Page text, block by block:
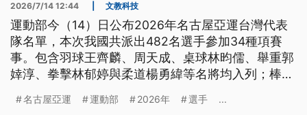
2026/7/14 12:44 文教科技
運動部今（14）日公布2026年名古屋亞運台灣代表
隊名單，本次我國共派出482名選手參加34種項賽
事。包含羽球王齊麟、周天成、桌球林昀儒、舉重郭
婞淳、拳擊林郁婷與柔道楊勇緯等名將均入列；棒球
不過能否順利出賽仍待棒協與球團進行溝通。
名古屋亞運 運動部 2026年 選手 ...